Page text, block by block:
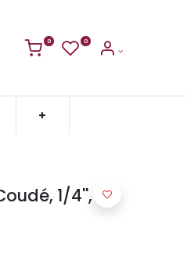
0 0
1/4'', 10